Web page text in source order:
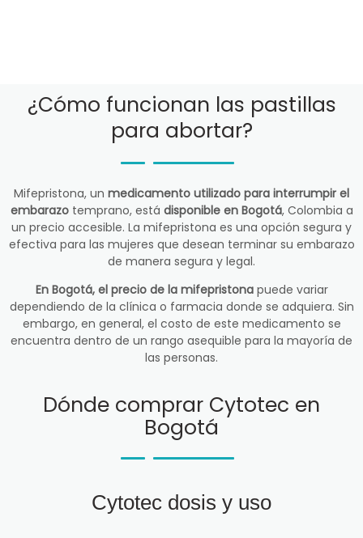
¿Cómo funcionan las pastillas
para abortar?
Mifepristona, un medicamento utilizado para interrumpir el
embarazotemprano, está disponible en Bogotá, Colombia a
un precio accesible. La mifepristona es una opción segura y
efectiva para las mujeres que desean terminar su embarazo
de manera segura y legal.
En Bogotá, el precio de la mifepristonapuede variar
dependiendo de la clínica o farmacia donde se adquiera. Sin
embargo, en general, el costo de este medicamento se
encuentra dentro de un rango asequible para la mayoría de
las personas.
Dónde comprar Cytotec en
Bogotá
Cytotec dosis y uso